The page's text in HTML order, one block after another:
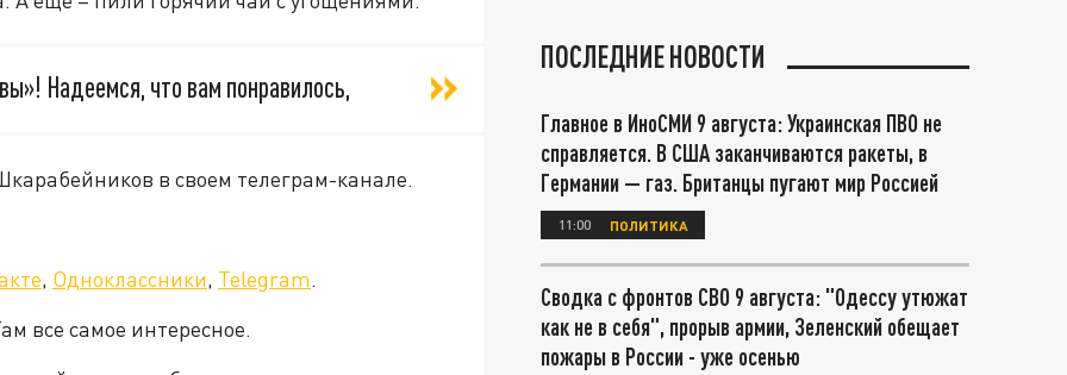
Надеемся, что вам понравилось,
в своем телеграм-канале.
, Одноклассники, Telegram.
все самое интересное.
ПОСЛЕДНИЕ НОВОСТИ
Главное в ИноСМИ 9 августа: Украинская ПВО не
справляется. В США заканчиваются ракеты, в
Германии — газ. Британцы пугают мир Россией
11:00 ПОЛИТИКА
Сводка с фронтов СВО 9 августа: "Одессу утюжат
как не в себя", прорыв армии, Зеленский обещает
пожары в России - уже осенью